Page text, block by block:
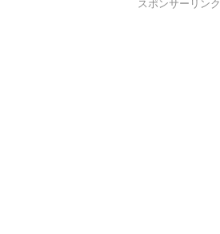
スポンサーリンク